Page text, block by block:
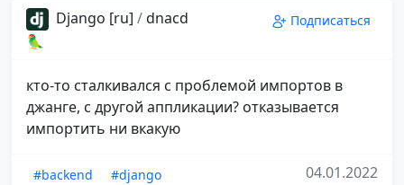
Django [ru] /dnacd
🦜
Подписаться
кто-то сталкивался с проблемой импортов в
джанге, с другой аппликации? отказывается
импортить ни вкакую
#backend
#django
04.01.2022